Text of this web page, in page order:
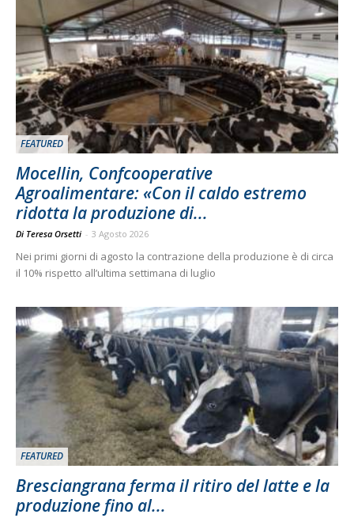
FEATURED
Mocellin, Confcooperative
Agroalimentare: «Con il caldo estremo
ridotta la produzione di...
Di Teresa Orsetti - 3 Agosto 2026
Nei primi giorni di agosto la contrazione della produzione è di circa
il 10% rispetto all’ultima settimana di luglio
FEATURED
Bresciangrana ferma il ritiro del latte e la
produzione fino al...